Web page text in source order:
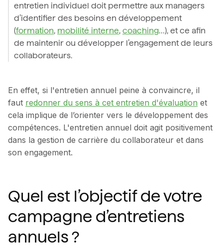
entretien individuel doit permettre aux managers
d’identifier des besoins en développement
(formation, mobilité interne, coaching…), et ce afin
de maintenir ou développer l’engagement de leurs
collaborateurs.
En effet, si l'entretien annuel peine à convaincre, il
faut redonner du sens à cet entretien d'évaluation et
cela implique de l’orienter vers le développement des
compétences. L'entretien annuel doit agit positivement
dans la gestion de carrière du collaborateur et dans
son engagement.
Quel est l’objectif de votre
campagne d’entretiens
annuels ?